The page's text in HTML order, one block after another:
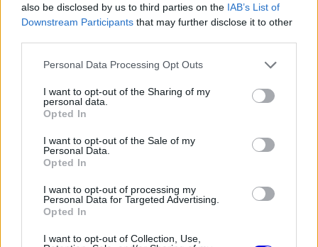
also be disclosed by us to third parties on the IAB’s List of
Downstream Participants that may further disclose it to other
Please note that this website/app uses one or more Google
not limited to your visit or usage behaviour. You may click to
grant or deny consent to Google and its third-party tags to
use your data for below specified purposes in below Google
consent section.
Personal Data Processing Opt Outs
I want to opt-out of the Sharing of my
personal data.
Opted In
I want to opt-out of the Sale of my
Personal Data.
Opted In
I want to opt-out of processing my
Personal Data for Targeted Advertising.
Opted In
I want to opt-out of Collection, Use,
amúgy is sűrű programban, de a
Red Bullsztárja
dolgunk volt, rengeteg gyors autó van kint a